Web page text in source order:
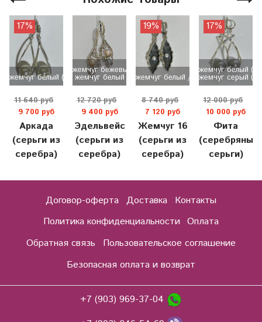
жемчуг белый (майорка)
17%
11 640 руб
9 700 руб
Аркада
(серьги из
серебра)
жемчуг бежевый
жемчуг белый
12 720 руб
9 400 руб
Эдельвейс
(серьги из
серебра)
жемчуг белый / 8,90 гр.
19%
8 740 руб
7 120 руб
Жемчуг 16
(серьги из
серебра)
жемчуг белый
жемчуг серый
17%
12 000 руб
10 000 руб
Фита
(серебряные
серьги)
Договор-оферта Доставка
Контакты
Политика конфиденциальности Оплата
Обратная связь
Пользовательское соглашение
Безопасная оплата и возврат
+7 (903) 969-37-04